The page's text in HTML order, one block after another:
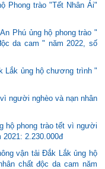
Phong trào "Tết Nhân Ái"
Phú ủng hộ phong trào "
da cam " năm 2022, số
Lắk ủng hộ chương trình "
người nghèo và nạn nhân
hộ phong trào tết vì người
2021: 2.230.000đ
vận tải Đắk Lắk ủng hộ
chất độc da cam năm